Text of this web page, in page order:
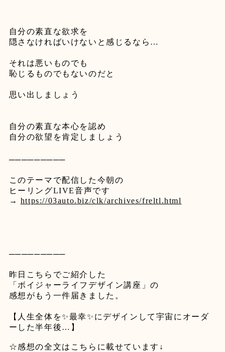
自分の素直な欲求を
隠さなければいけないと感じるなら …
それは悪いものでも
恥じるものでもないのだと
思い出しましょう
自分の素直な本心を認め
自分の欲望を肯定しましょう
─────────
このテーマで配信した今朝の
ヒーリングLIVE音声です
→ https://03auto.biz/clk/archives/freltl.html
─────────
昨日こちらでご紹介した
「ボイジャーライフデザイン講座」の
感想がもう一件届きました。
【人生全体を✨最幸✨ にデザインして宇宙にオーダ
ーした半年後… 】
☆感想の全文はこちらに載せています ↓